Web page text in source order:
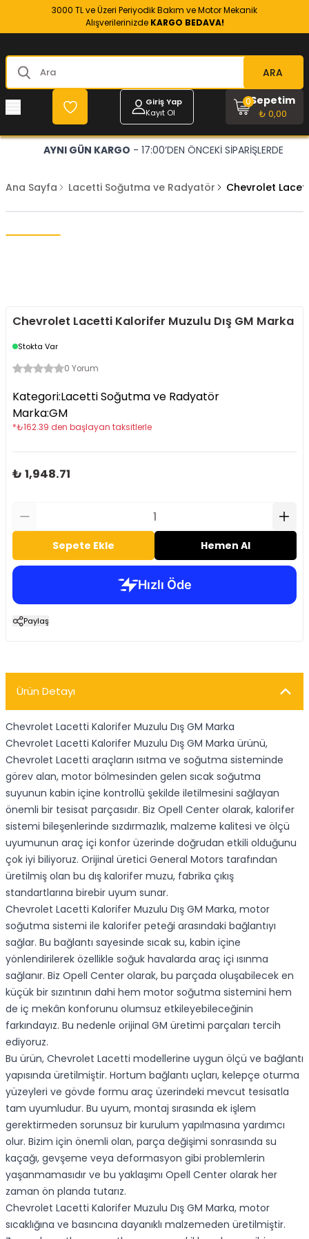
3000 TL ve Üzeri Periyodik Bakım ve Motor Mekanik
Alışverilerinizde KARGO BEDAVA!
ARA
Giriş Yap
Kayıt Ol
Sepetim
₺ 0,00
0
AYNI GÜN KARGO - 17:00’DEN ÖNCEKİ SİPARİŞLERDE
Ana Sayfa Lacetti Soğutma ve Radyatör Chevrolet
Chevrolet Lacetti Kalorifer Muzulu Dış GM Marka
Stokta Var
0 Yorum
Kategori:Lacetti Soğutma ve Radyatör
Marka:GM
*₺162.39 den başlayan taksitlerle
₺ 1,948.71
Sepete Ekle Hemen Al
Paylaş
Ürün Detayı
Chevrolet Lacetti Kalorifer Muzulu Dış GM Marka
Chevrolet Lacetti Kalorifer Muzulu Dış GM Marka ürünü,
Chevrolet Lacetti araçların ısıtma ve soğutma sisteminde
görev alan, motor bölmesinden gelen sıcak soğutma
suyunun kabin içine kontrollü şekilde iletilmesini sağlayan
önemli bir tesisat parçasıdır. Biz Opell Center olarak, kalorifer
sistemi bileşenlerinde sızdırmazlık, malzeme kalitesi ve ölçü
uyumunun araç içi konfor üzerinde doğrudan etkili olduğunu
çok iyi biliyoruz. Orijinal üretici General Motors tarafından
üretilmiş olan bu dış kalorifer muzu, fabrika çıkış
standartlarına birebir uyum sunar.
Chevrolet Lacetti Kalorifer Muzulu Dış GM Marka, motor
soğutma sistemi ile kalorifer peteği arasındaki bağlantıyı
sağlar. Bu bağlantı sayesinde sıcak su, kabin içine
yönlendirilerek özellikle soğuk havalarda araç içi ısınma
sağlanır. Biz Opell Center olarak, bu parçada oluşabilecek en
küçük bir sızıntının dahi hem motor soğutma sistemini hem
de iç mekân konforunu olumsuz etkileyebileceğinin
farkındayız. Bu nedenle orijinal GM üretimi parçaları tercih
ediyoruz.
Bu ürün, Chevrolet Lacetti modellerine uygun ölçü ve bağlantı
yapısında üretilmiştir. Hortum bağlantı uçları, kelepçe oturma
yüzeyleri ve gövde formu araç üzerindeki mevcut tesisatla
tam uyumludur. Bu uyum, montaj sırasında ek işlem
gerektirmeden sorunsuz bir kurulum yapılmasına yardımcı
olur. Bizim için önemli olan, parça değişimi sonrasında su
kaçağı, gevşeme veya deformasyon gibi problemlerin
yaşanmamasıdır ve bu yaklaşımı Opell Center olarak her
zaman ön planda tutarız.
Chevrolet Lacetti Kalorifer Muzulu Dış GM Marka, motor
sıcaklığına ve basıncına dayanıklı malzemeden üretilmiştir.